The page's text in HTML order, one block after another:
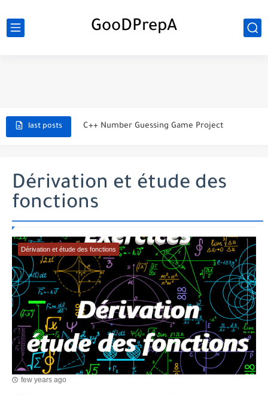
GooDPrepA
last posts C++ Number Guessing Game Project
C++ Simple Text Editor Project
La Communication Oral en PDF
366 jours pour mieux vous exprimer en français en PDF
Transformations spontanées dans les piles et production d'énergie 2bac
Chute libre verticale d’un solide
Dérivation et étude des
fonctions
Dérivation et étude des fonctions
few years ago